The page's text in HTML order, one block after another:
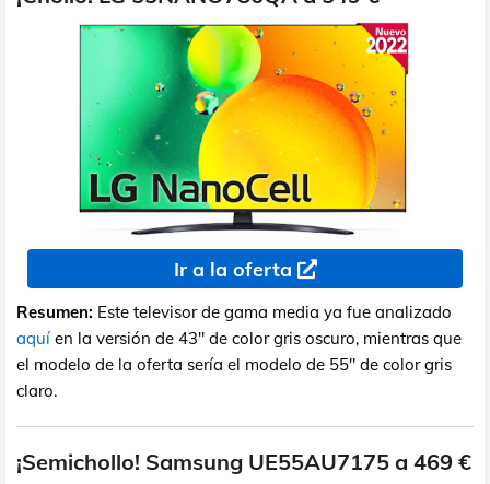
Ir a la oferta
Resumen: Este televisor de gama media ya fue analizado
aquí en la versión de 43" de color gris oscuro, mientras que
el modelo de la oferta sería el modelo de 55" de color gris
claro.
¡Semichollo! Samsung UE55AU7175 a 469 €